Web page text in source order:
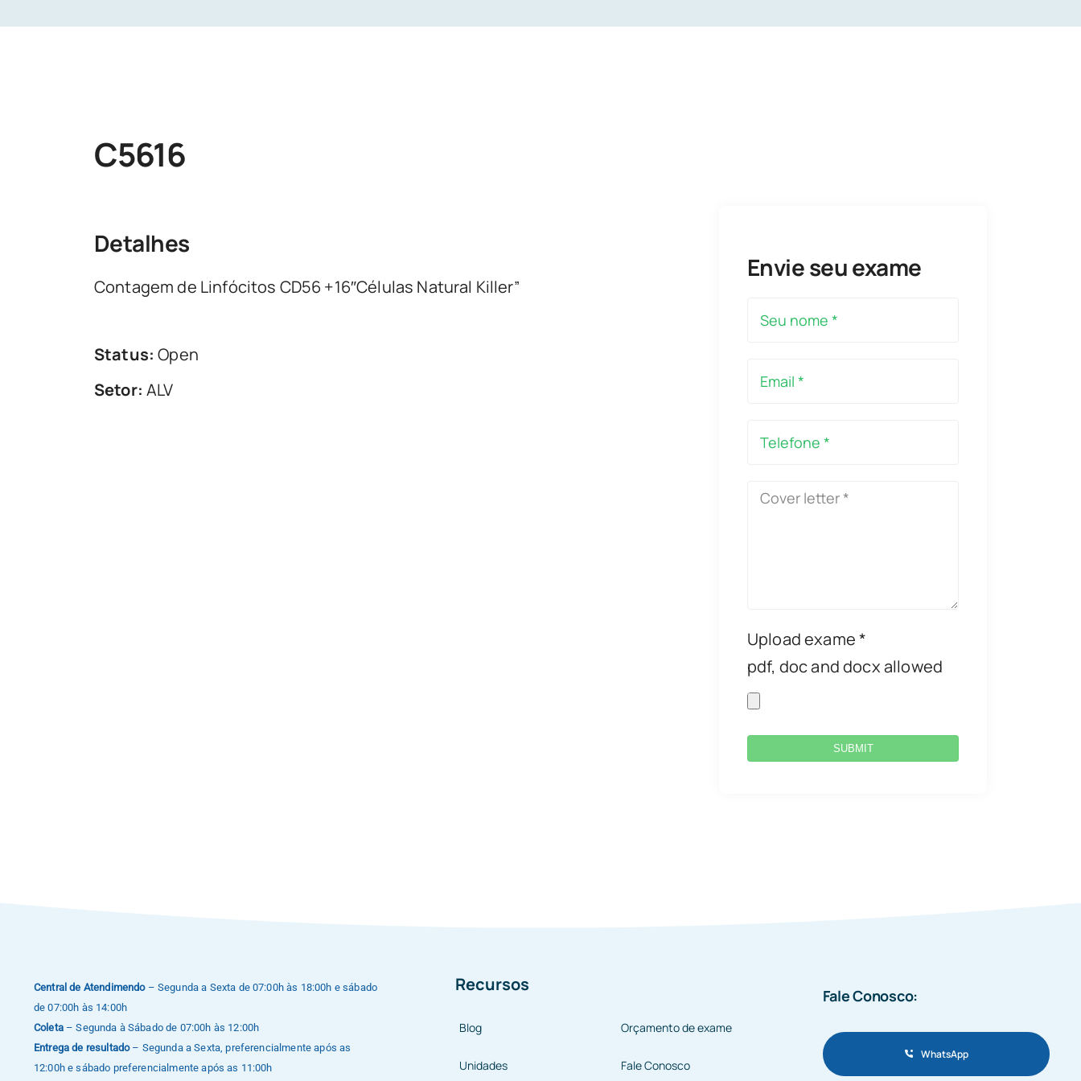
C5616
Detalhes
Contagem de Linfócitos CD56 +16″Células Natural Killer”
Status: Open
Setor: ALV
Envie seu exame
Upload exame *
pdf, doc and docx allowed
SUBMIT
Central de Atendimendo– Segunda a Sexta de 07:00h às 18:00h e sábado
de 07:00h às 14:00h
Coleta– Segunda à Sábado de 07:00h às 12:00h
Entrega de resultado– Segunda a Sexta, preferencialmente após as
12:00h e sábado preferencialmente após as 11:00h
Recursos
Blog
Unidades
Orçamento de exame
Fale Conosco
Fale Conosco:
WhatsApp